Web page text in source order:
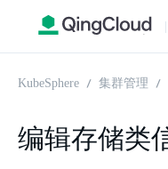
|
KubeSphere 集群管理
编辑存储类